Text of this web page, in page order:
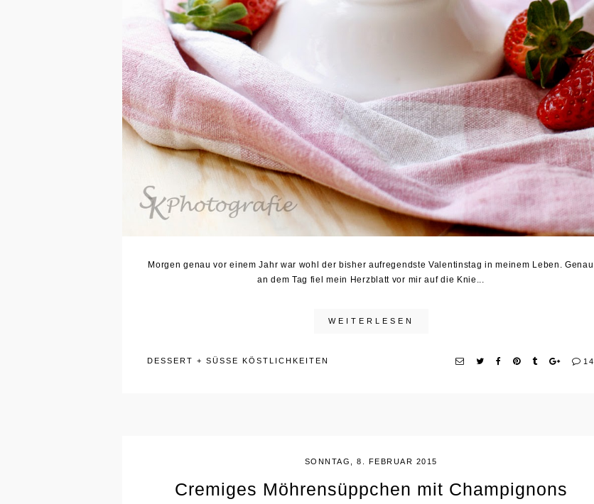
Morgen genau vor einem Jahr war wohl der bisher aufregendste Valentinstag in meinem Leben. Genau
an dem Tag fiel mein Herzblatt vor mir auf die Knie...
WEITERLESEN
14
DESSERT + SÜSSE KÖSTLICHKEITEN
SONNTAG, 8. FEBRUAR 2015
Cremiges Möhrensüppchen mit Champignons